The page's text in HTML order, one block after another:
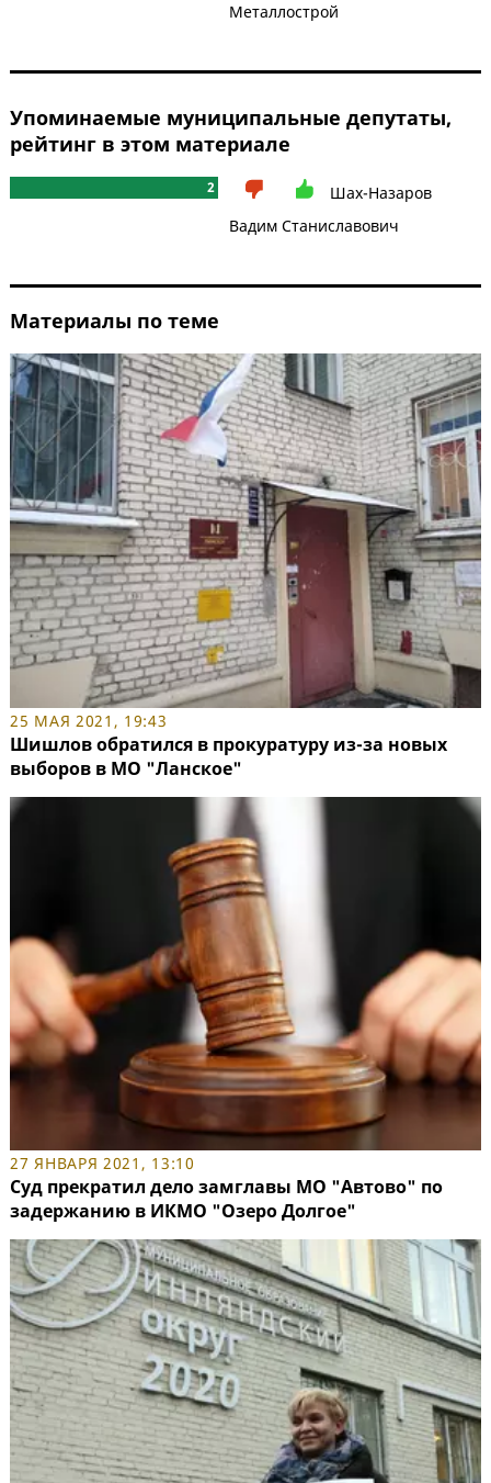
Металлострой
Упоминаемые муниципальные депутаты,
рейтинг в этом материале
2
Шах-Назаров
Вадим Станиславович
Материалы по теме
25 МАЯ 2021, 19:43
Шишлов обратился в прокуратуру из-за новых
выборов в МО "Ланское"
27 ЯНВАРЯ 2021, 13:10
Суд прекратил дело замглавы МО "Автово" по
задержанию в ИКМО "Озеро Долгое"